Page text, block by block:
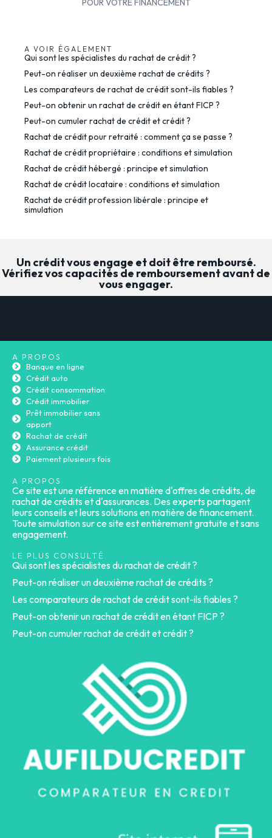
POUR VOTRE FINANCEMENT
A VOIR ÉGALEMENT
Qui sont les spécialistes du rachat de crédit ?
Peut-on réaliser un deuxième rachat de crédits ?
Les comparateurs de rachat de crédit sont-ils fiables ?
Peut-on obtenir un rachat de crédit en étant FICP ?
Peut-on cumuler rachat de crédit et crédit ?
Rachat de crédit pour retraité : comment ça se passe ?
Rachat de crédit propriétaire : conditions et simulation
Rachat de crédit hébergé : principe et simulation
Rachat de crédit locataire : conditions et simulation
Rachat de crédit profession libérale : principe et
simulation
Un crédit vous engage et doit être remboursé.
Vérifiez vos capacités de remboursement avant de
vous engager.
A PROPOS
Banque en ligne
Crédit auto
Crédit consommation
Crédit immobilier
Prêt immobilier sans
apport
Rachat de crédit
Assurance crédit
Paiement plusieurs fois
A PROPOS
Ce site est une référence en matière d'offres de crédits, de
rachat de crédits et d'assurances. Des experts partagent
leurs conseils et leurs solutions en matière de financement.
Toute simulation sur ce site est entièrement gratuite et sans
engagement.
LE PLUS CONSULTÉ
Qui sont les spécialistes du rachat de crédit ?
Peut-on réaliser un deuxième rachat de crédits ?
Les comparateurs de rachat de crédit sont-ils fiables ?
Peut-on obtenir un rachat de crédit en étant FICP ?
Peut-on cumuler rachat de crédit et crédit ?